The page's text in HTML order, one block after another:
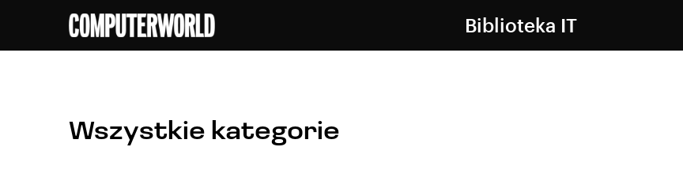
Biblioteka IT
Wszystkie kategorie